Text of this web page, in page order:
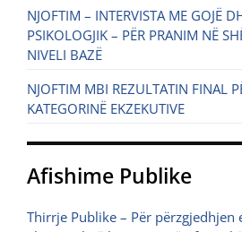
NJOFTIM – INTERVISTA ME GOJË
PSIKOLOGJIK – PËR PRANIM NË
NIVELI BAZË
NJOFTIM MBI REZULTATIN FINAL
KATEGORINË EKZEKUTIVE
Afishime Publike
Thirrje Publike – Për përzgjedhjen